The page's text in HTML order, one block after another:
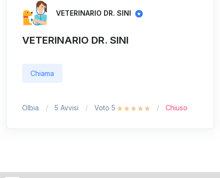
VETERINARIO DR. SINI
VETERINARIO DR. SINI
Chiama
Olbia 5 Avvisi Voto 5 Chiuso